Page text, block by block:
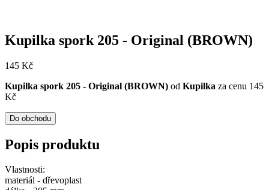
Kupilka spork 205 - Original (BROWN)
145 Kč
Kupilka spork 205 - Original (BROWN) od Kupilka za cenu 145
Kč
Do obchodu
Popis produktu
Vlastnosti:
materiál - dřevoplast